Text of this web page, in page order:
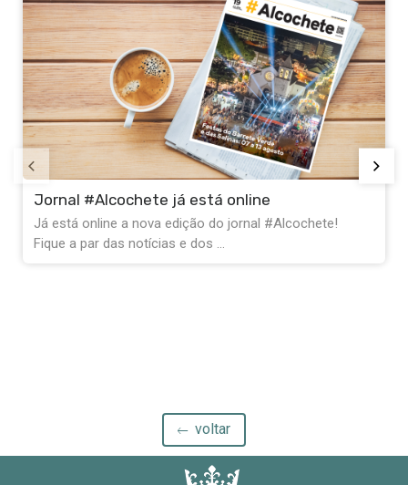
Jornal #Alcochete já está online
Já está online a nova edição do jornal #Alcochete!
Fique a par das notícias e dos ...
voltar